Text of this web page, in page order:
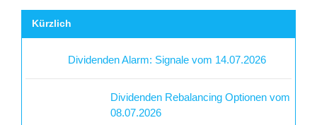
Kürzlich
Dividenden Alarm: Signale vom 14.07.2026
Dividenden Rebalancing Optionen vom
08.07.2026